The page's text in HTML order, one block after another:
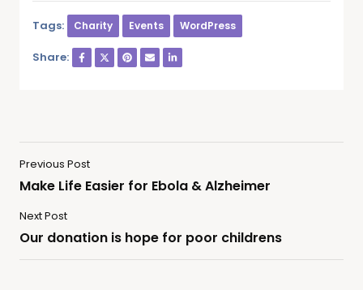
Tags: Charity Events WordPress
Share:
Previous Post
Make Life Easier for Ebola & Alzheimer
Next Post
Our donation is hope for poor childrens